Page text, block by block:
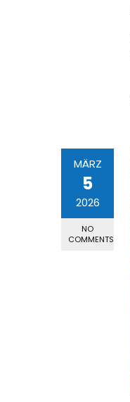
MÄRZ
5
2026
NO
COMMENTS